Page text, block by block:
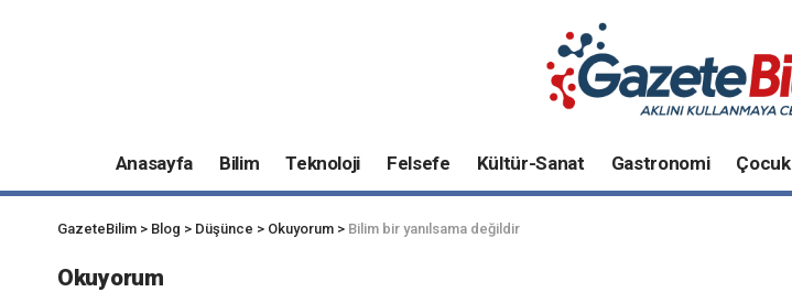
Anasayfa Bilim Teknoloji Felsefe Kültür-Sanat Gastronomi Çocuk
GazeteBilim > Blog > Düşünce > Okuyorum > Bilim bir yanılsama değildir
Okuyorum